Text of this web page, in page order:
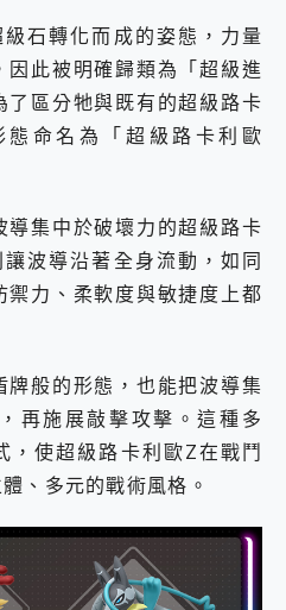
石轉化而成的姿態，力量
此被明確歸類為「超級進
區分牠與既有的超級路卡
命名為「超級路卡利歐
集中於破壞力的超級路卡
波導沿著全身流動，如同
力、柔軟度與敏捷度上都
般的形態，也能把波導集
再施展敲擊攻擊。這種多
，使超級路卡利歐Z在戰鬥
、多元的戰術風格。